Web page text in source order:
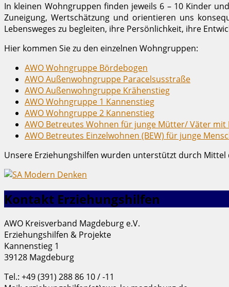
In kleinen Wohngruppen finden jeweils 6 – 10 Kinder
Zuneigung, Wertschätzung und orientieren uns
Lebensweges zu begleiten, ihre Persönlichkeit, ihre
Hier kommen Sie zu den einzelnen Wohngruppen:
AWO Wohngruppe Bördebogen
AWO Außenwohngruppe Paracelsusstraße
AWO Außenwohngruppe Krähenstieg
AWO Wohngruppe 1 Kannenstieg
AWO Wohngruppe 2 Kannenstieg
AWO Betreutes Wohnen für junge Mütter/ Väter mit
AWO Betreutes Einzelwohnen (BEW) für junge
Unsere Erziehungshilfen wurden unterstützt durch Mittel
Kontakt Erziehungshilfen
AWO Kreisverband Magdeburg e.V.
Erziehungshilfen & Projekte
Kannenstieg 1
39128 Magdeburg
Tel.: +49 (391) 288 86 10 / -11